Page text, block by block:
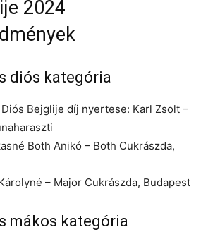
2024
diós kategória
Bejglije díj nyertese: Karl Zsolt –
Both Anikó – Both Cukrászda,
– Major Cukrászda, Budapest
mákos kategória